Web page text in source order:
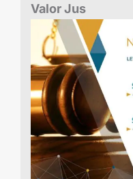
Valor Jus